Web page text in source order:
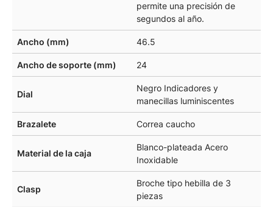
permite una precisión de
segundos al año.
Ancho (mm) 46.5
Ancho de soporte (mm) 24
Dial
Negro Indicadores y
manecillas luminiscentes
Brazalete Correa caucho
Material de la caja
Blanco-plateada Acero
Inoxidable
Clasp
Broche tipo hebilla de 3
piezas